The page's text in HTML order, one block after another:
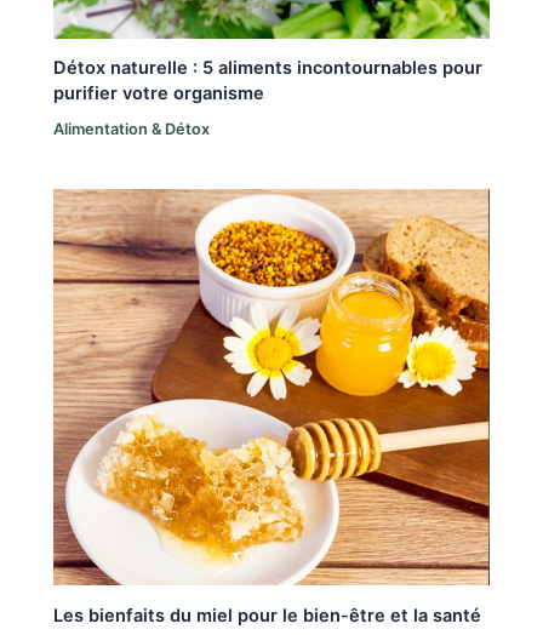
Détox naturelle : 5 aliments incontournables pour
purifier votre organisme
Alimentation & Détox
Les bienfaits du miel pour le bien-être et la santé